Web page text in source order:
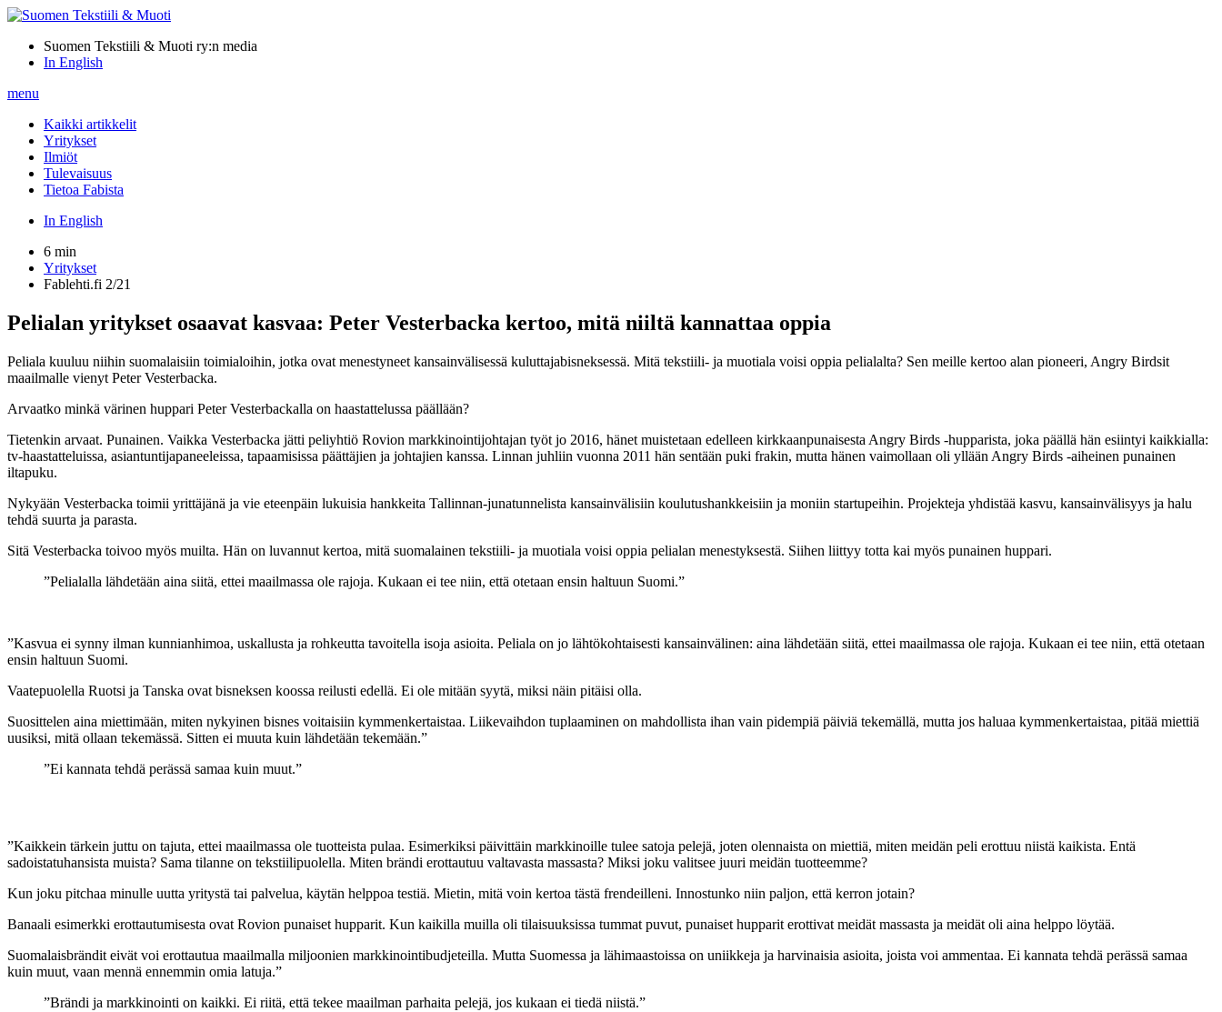
Suomen Tekstiili & Muoti ry:n media
In English
menu
Kaikki artikkelit
Yritykset
Ilmiöt
Tulevaisuus
Tietoa Fabista
In English
6 min
Yritykset
Fablehti.fi 2/21
Pelialan yritykset osaavat kasvaa: Peter Vesterbacka kertoo, mitä niiltä kannattaa oppia
Peliala kuuluu niihin suomalaisiin toimialoihin, jotka ovat menestyneet kansainvälisessä kuluttajabisneksessä. Mitä tekstiili- ja muotiala voisi oppia pelialalta? Sen meille kertoo alan pioneeri, Angry Birdsit
maailmalle vienyt Peter Vesterbacka.
Arvaatko minkä värinen huppari Peter Vesterbackalla on haastattelussa päällään?
Tietenkin arvaat. Punainen. Vaikka Vesterbacka jätti peliyhtiö Rovion markkinointijohtajan työt jo 2016, hänet muistetaan edelleen kirkkaanpunaisesta Angry Birds -hupparista, joka päällä hän esiintyi kaikkialla:
tv-haastatteluissa, asiantuntijapaneeleissa, tapaamisissa päättäjien ja johtajien kanssa. Linnan juhliin vuonna 2011 hän sentään puki frakin, mutta hänen vaimollaan oli yllään Angry Birds -aiheinen punainen
iltapuku.
Nykyään Vesterbacka toimii yrittäjänä ja vie eteenpäin lukuisia hankkeita Tallinnan-junatunnelista kansainvälisiin koulutushankkeisiin ja moniin startupeihin. Projekteja yhdistää kasvu, kansainvälisyys ja halu
tehdä suurta ja parasta.
Sitä Vesterbacka toivoo myös muilta. Hän on luvannut kertoa, mitä suomalainen tekstiili- ja muotiala voisi oppia pelialan menestyksestä. Siihen liittyy totta kai myös punainen huppari.
”Pelialalla lähdetään aina siitä, ettei maailmassa ole rajoja. Kukaan ei tee niin, että otetaan ensin haltuun Suomi.”
”Kasvua ei synny ilman kunnianhimoa, uskallusta ja rohkeutta tavoitella isoja asioita. Peliala on jo lähtökohtaisesti kansainvälinen: aina lähdetään siitä, ettei maailmassa ole rajoja. Kukaan ei tee niin, että otetaan
ensin haltuun Suomi.
Vaatepuolella Ruotsi ja Tanska ovat bisneksen koossa reilusti edellä. Ei ole mitään syytä, miksi näin pitäisi olla.
Suosittelen aina miettimään, miten nykyinen bisnes voitaisiin kymmenkertaistaa. Liikevaihdon tuplaaminen on mahdollista ihan vain pidempiä päiviä tekemällä, mutta jos haluaa kymmenkertaistaa, pitää miettiä
uusiksi, mitä ollaan tekemässä. Sitten ei muuta kuin lähdetään tekemään.”
”Ei kannata tehdä perässä samaa kuin muut.”
”Kaikkein tärkein juttu on tajuta, ettei maailmassa ole tuotteista pulaa. Esimerkiksi päivittäin markkinoille tulee satoja pelejä, joten olennaista on miettiä, miten meidän peli erottuu niistä kaikista. Entä
sadoistatuhansista muista? Sama tilanne on tekstiilipuolella. Miten brändi erottautuu valtavasta massasta? Miksi joku valitsee juuri meidän tuotteemme?
Kun joku pitchaa minulle uutta yritystä tai palvelua, käytän helppoa testiä. Mietin, mitä voin kertoa tästä frendeilleni. Innostunko niin paljon, että kerron jotain?
Banaali esimerkki erottautumisesta ovat Rovion punaiset hupparit. Kun kaikilla muilla oli tilaisuuksissa tummat puvut, punaiset hupparit erottivat meidät massasta ja meidät oli aina helppo löytää.
Suomalaisbrändit eivät voi erottautua maailmalla miljoonien markkinointibudjeteilla. Mutta Suomessa ja lähimaastoissa on uniikkeja ja harvinaisia asioita, joista voi ammentaa. Ei kannata tehdä perässä samaa
kuin muut, vaan mennä ennemmin omia latuja.”
”Brändi ja markkinointi on kaikki. Ei riitä, että tekee maailman parhaita pelejä, jos kukaan ei tiedä niistä.”